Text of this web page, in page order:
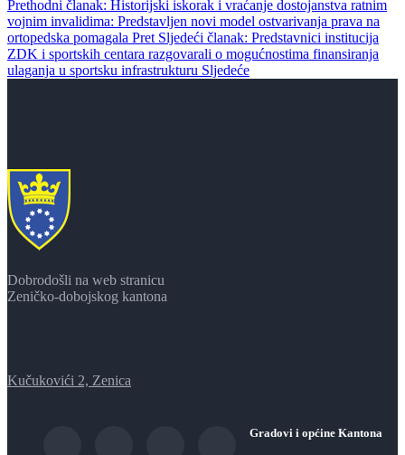
Prethodni članak: Historijski iskorak i vraćanje dostojanstva ratnim
vojnim invalidima: Predstavljen novi model ostvarivanja prava na
ortopedska pomagala Pret Sljedeći članak: Predstavnici institucija
ZDK i sportskih centara razgovarali o mogućnostima finansiranja
ulaganja u sportsku infrastrukturu Sljedeće
Dobrodošli na web stranicu
Zeničko-dobojskog kantona
Kučukovići 2, Zenica
Gradovi i općine Kantona